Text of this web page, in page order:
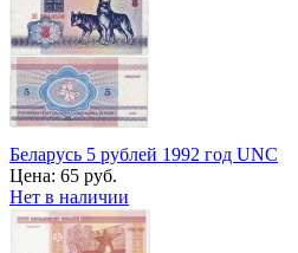
Беларусь 5 рублей 1992 год UNC
Цена: 65 руб.
Нет в наличии